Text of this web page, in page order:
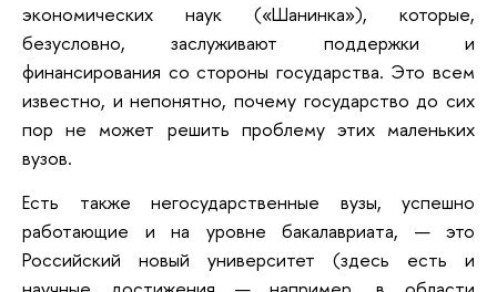
экономических наук («Шанинка»), которые,
безусловно, заслуживают поддержки и
финансирования со стороны государства. Это всем
известно, и непонятно, почему государство до сих
пор не может решить проблему этих маленьких
вузов.
Есть также негосударственные вузы, успешно
работающие и на уровне бакалавриата, — это
Российский новый университет (здесь есть и